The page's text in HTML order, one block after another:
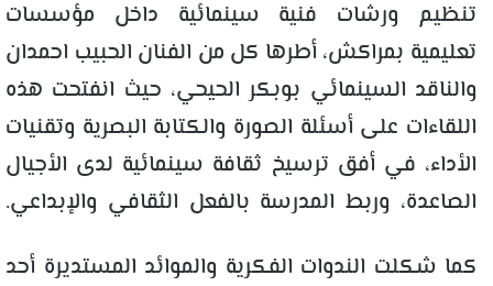
تنظيم ورشات فنية سينمائية داخل مؤسسات
تعليمية بمراكش، أطرها كل من الفنان الحبيب احمدان
والناقد السينمائي بوبكر الحيحي، حيث انفتحت هذه
اللقاءات على أسئلة الصورة والكتابة البصرية وتقنيات
الأداء، في أفق ترسيخ ثقافة سينمائية لدى الأجيال
الصاعدة، وربط المدرسة بالفعل الثقافي والإبداعي.
كما شكلت الندوات الفكرية والموائد المستديرة أحد